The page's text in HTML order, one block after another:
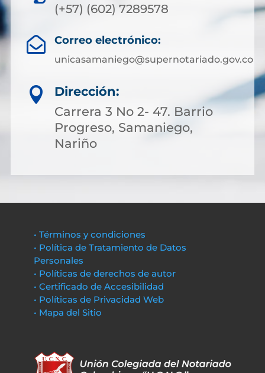
(+57) (602) 7289578
 Correo electrónico:
unicasamaniego@supernotariado.gov.co

Dirección:
Carrera 3 No 2- 47. Barrio
Progreso, Samaniego,
Nariño
• Términos y condiciones
• Política de Tratamiento de Datos
Personales
• Políticas de derechos de autor
• Certificado de Accesibilidad
• Políticas de Privacidad Web
• Mapa del Sitio